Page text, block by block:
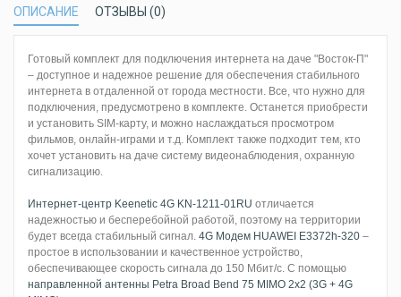
ОПИСАНИЕ ОТЗЫВЫ (0)
Готовый комплект для подключения интернета на даче "Восток-П"
– доступное и надежное решение для обеспечения стабильного
интернета в отдаленной от города местности. Все, что нужно для
подключения, предусмотрено в комплекте. Останется приобрести
и установить SIM-карту, и можно наслаждаться просмотром
фильмов, онлайн-играми и т.д. Комплект также подходит тем, кто
хочет установить на даче систему видеонаблюдения, охранную
сигнализацию.
Интернет-центр Keenetic 4G KN-1211-01RU отличается
надежностью и бесперебойной работой, поэтому на территории
будет всегда стабильный сигнал. 4G Модем HUAWEI E3372h-320 –
простое в использовании и качественное устройство,
обеспечивающее скорость сигнала до 150 Мбит/с. С помощью
направленной антенны Petra Broad Bend 75 MIMO 2x2 (3G + 4G